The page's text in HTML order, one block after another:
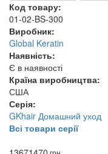
Код товару:
01-02-BS-300
Виробник:
Global Keratin
Наявність:
Є в наявності
Країна виробництва:
США
Серія:
GKhair Домашний уход
Всі товари серії